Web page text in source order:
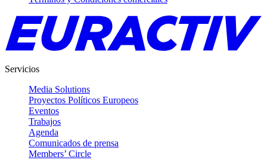
Servicios
Media Solutions
Proyectos Políticos Europeos
Eventos
Trabajos
Agenda
Comunicados de prensa
Members’ Circle